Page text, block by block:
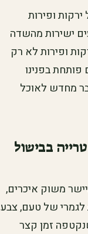
ופירות
ישירות מהשדה
ופירות לא רק
פותחת בפנינו
מחדש לאוכל
בבישול
משוק איכרים,
לגמרי של טעם, צבע
זמן קצר